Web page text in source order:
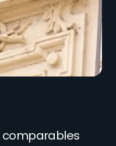
comparables